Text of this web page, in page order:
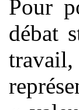
Pour
débat